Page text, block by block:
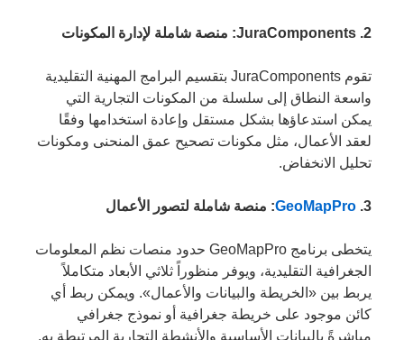
2. JuraComponents: منصة شاملة لإدارة المكونات
تقوم JuraComponents بتقسيم البرامج المهنية التقليدية
واسعة النطاق إلى سلسلة من المكونات التجارية التي
يمكن استدعاؤها بشكل مستقل وإعادة استخدامها وفقًا
لعقد الأعمال، مثل مكونات تصحيح عمق المنحنى ومكونات
تحليل الانخفاض.
3.
GeoMapPro: منصة شاملة لتصور الأعمال
يتخطى برنامج GeoMapPro حدود منصات نظم المعلومات
الجغرافية التقليدية، ويوفر منظوراً ثلاثي الأبعاد متكاملاً
يربط بين «الخريطة والبيانات والأعمال». ويمكن ربط أي
كائن موجود على خريطة جغرافية أو نموذج جغرافي
مباشرةً بالبيانات الأساسية والأنشطة التجارية المرتبطة به.